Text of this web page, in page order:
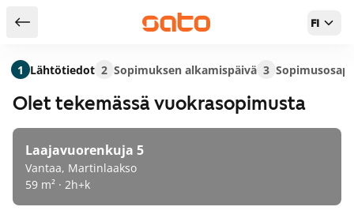
Takaisin hakutuloksiin FI
Olet tekemässä vuokrasopimusta
Laajavuorenkuja 5
Vantaa, Martinlaakso
59 m² · 2h+k
1 Lähtötiedot 2 Sopimuksen alkamispäivä 3